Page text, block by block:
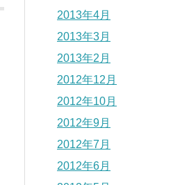
2013年4月
2013年3月
2013年2月
2012年12月
2012年10月
2012年9月
2012年7月
2012年6月